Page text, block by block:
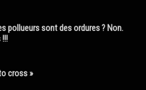
pollueurs sont des ordures ? Non.
cross »